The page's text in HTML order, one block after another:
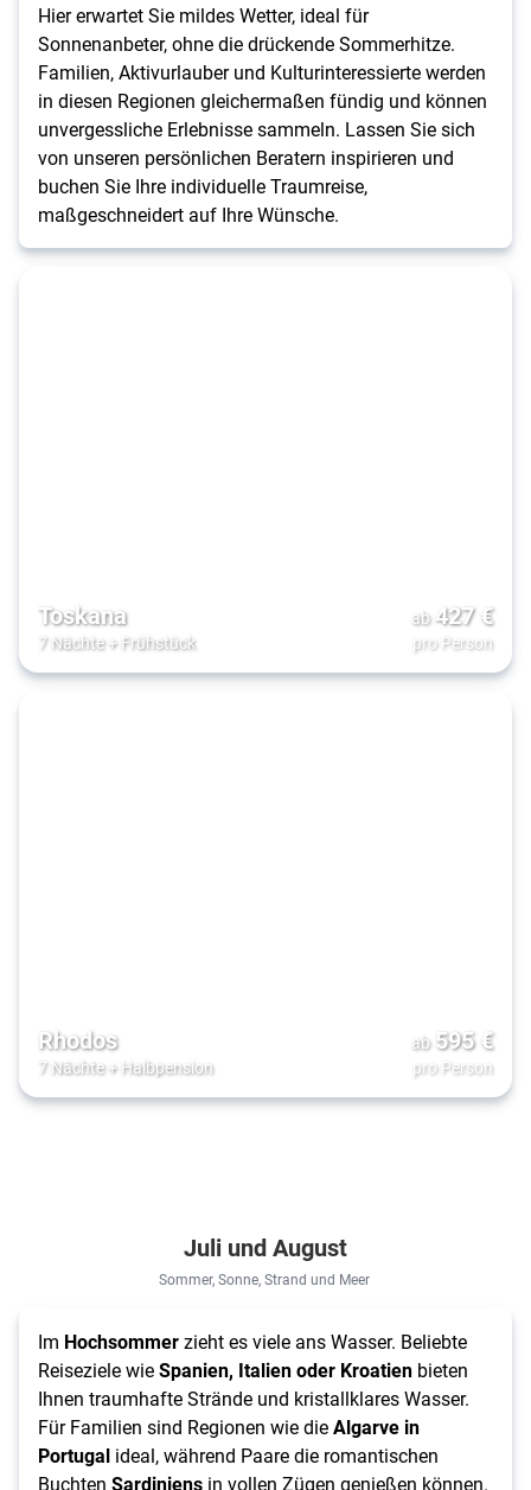
Hier erwartet Sie mildes Wetter, ideal für
Sonnenanbeter, ohne die drückende Sommerhitze.
Familien, Aktivurlauber und Kulturinteressierte werden
in diesen Regionen gleichermaßen fündig und können
unvergessliche Erlebnisse sammeln. Lassen Sie sich
von unseren persönlichen Beratern inspirieren und
buchen Sie Ihre individuelle Traumreise,
maßgeschneidert auf Ihre Wünsche.
Toskana
7 Nächte+ Frühstück
ab 427€
pro Person
Rhodos
7 Nächte+ Halbpension
ab 595€
pro Person
Juli und August
Sommer, Sonne, Strand und Meer
Im Hochsommerzieht es viele ans Wasser. Beliebte
Reiseziele wieSpanien, Italien oder Kroatien bieten
Ihnen traumhafte Strände und kristallklares Wasser.
Für Familien sind Regionen wie dieAlgarve in
Portugal ideal, während Paare die romantischen
Buchten Sardiniens in vollen Zügen genießen können.